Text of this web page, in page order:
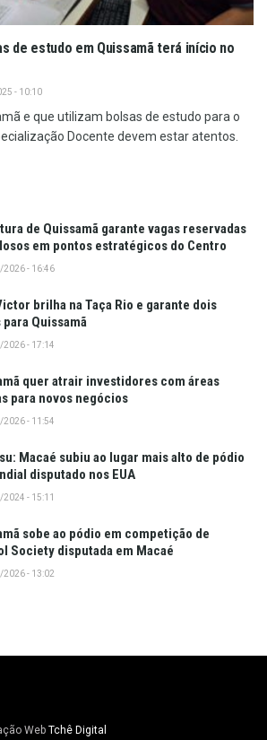
de estudo em Quissamã terá início no
- 10:10
e que utilizam bolsas de estudo para o
Docente devem estar atentos.
de Quissamã garante vagas reservadas
em pontos estratégicos do Centro
- 16:46
brilha na Taça Rio e garante dois
Quissamã
- 17:14
quer atrair investidores com áreas
para novos negócios
- 11:54
Macaé subiu ao lugar mais alto de pódio
disputado nos EUA
- 15:11
sobe ao pódio em competição de
Society disputada em Macaé
- 13:02
Web Tchê Digital